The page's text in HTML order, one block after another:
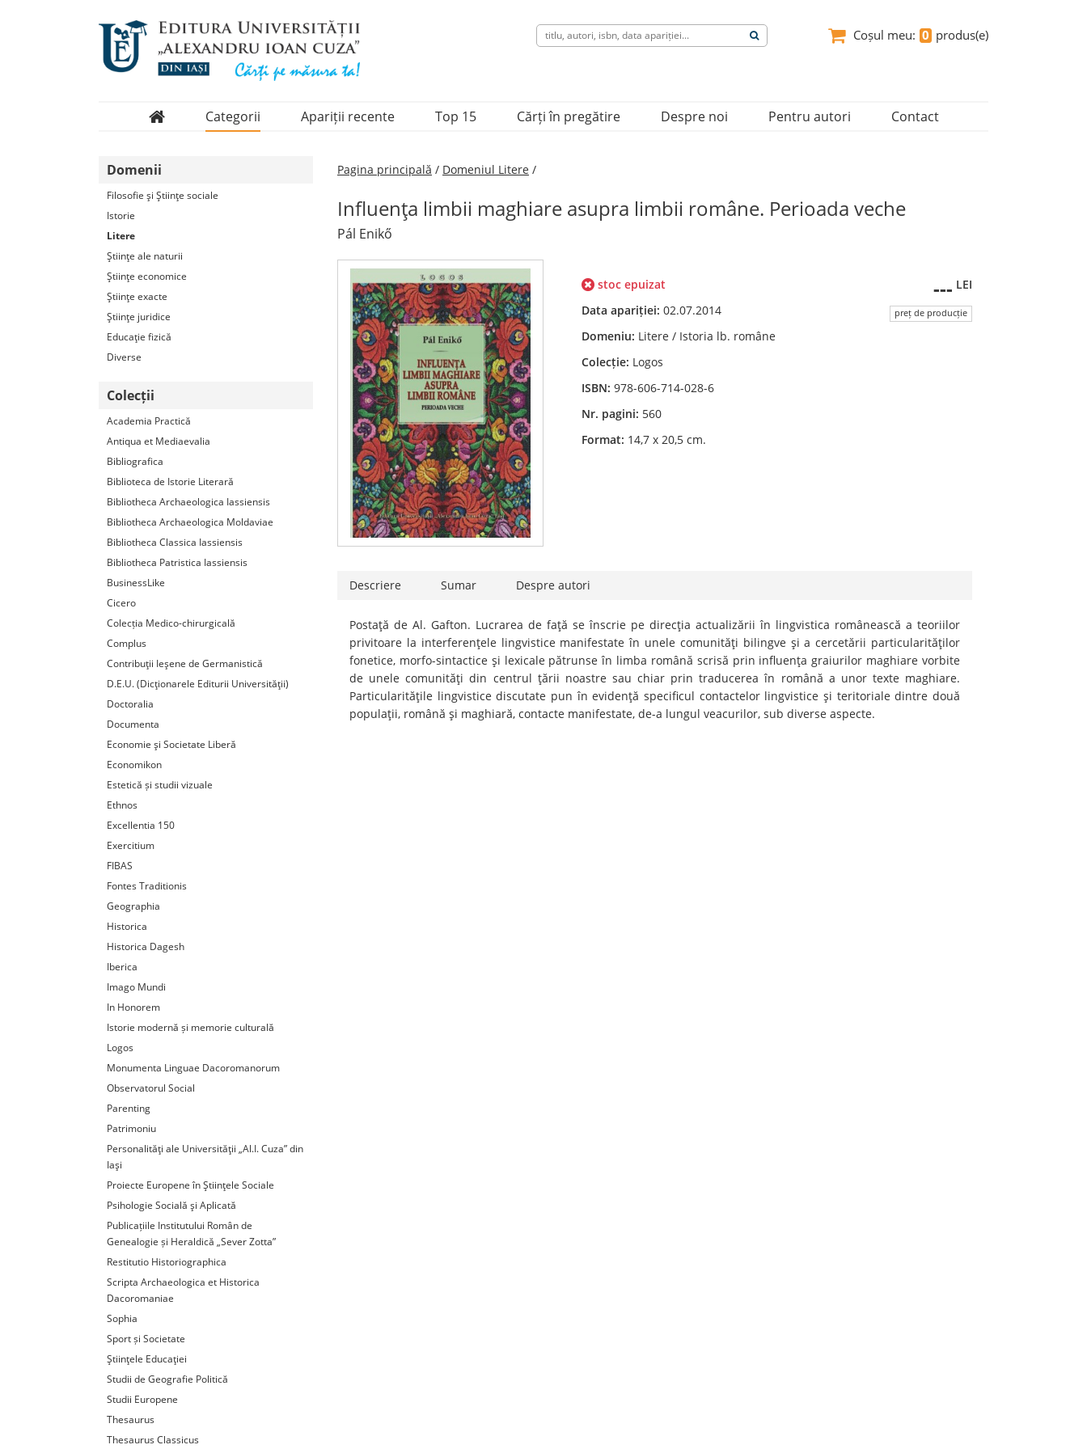
Coșul meu: 0 produs(e)
Categorii
Periodice
Apariții recente Top 15 Cărți în pregătire Despre noi Pentru autori Contact
Domenii
Filosofie şi Ştiinţe sociale
Istorie
Litere
Ştiinţe ale naturii
Ştiinţe economice
Ştiinţe exacte
Ştiinţe juridice
Educaţie fizică
Diverse
Colecții
Academia Practică
Antiqua et Mediaevalia
Bibliografica
Biblioteca de Istorie Literară
Bibliotheca Archaeologica Iassiensis
Bibliotheca Archaeologica Moldaviae
Bibliotheca Classica Iassiensis
Bibliotheca Patristica Iassiensis
BusinessLike
Cicero
Colecția Medico-chirurgicală
Complus
Contribuţii Ieşene de Germanistică
D.E.U. (Dicţionarele Editurii Universităţii)
Doctoralia
Documenta
Economie şi Societate Liberă
Economikon
Estetică și studii vizuale
Ethnos
Excellentia 150
Exercitium
FIBAS
Fontes Traditionis
Geographia
Historica
Historica Dagesh
Iberica
Imago Mundi
In Honorem
Istorie modernă și memorie culturală
Logos
Monumenta Linguae Dacoromanorum
Observatorul Social
Parenting
Patrimoniu
Personalităţi ale Universităţii „Al.I. Cuza” din
Iaşi
Proiecte Europene în Ştiinţele Sociale
Psihologie Socială şi Aplicată
Publicațiile Institutului Român de
Genealogie și Heraldică „Sever Zotta”
Restitutio Historiographica
Scripta Archaeologica et Historica
Dacoromaniae
Sophia
Sport și Societate
Ştiinţele Educaţiei
Studii de Geografie Politică
Studii Europene
Thesaurus
Thesaurus Classicus
Pagina principală / Domeniul Litere /
Influenţa limbii maghiare asupra limbii române. Perioada veche
Pál Enikő
stoc epuizat
Data apariției:02.07.2014
Domeniu: Litere / Istoria lb. române
Colecție: Logos
ISBN:978-606-714-028-6
Nr. pagini: 560
Format: 14,7 x 20,5 cm.
--- LEI
preț de producție
Descriere Sumar Despre autori
Postaţă de Al. Gafton. Lucrarea de faţă se înscrie pe direcţia actualizării în lingvistica românească a teoriilor
privitoare la interferenţele lingvistice manifestate în unele comunităţi bilingve şi a cercetării particularităţilor
fonetice, morfo-sintactice şi lexicale pătrunse în limba română scrisă prin influenţa graiurilor maghiare vorbite
de unele comunităţi din centrul ţării noastre sau chiar prin traducerea în română a unor texte maghiare.
Particularităţile lingvistice discutate pun în evidenţă specificul contactelor lingvistice şi teritoriale dintre două
populaţii, română şi maghiară, contacte manifestate, de-a lungul veacurilor, sub diverse aspecte.